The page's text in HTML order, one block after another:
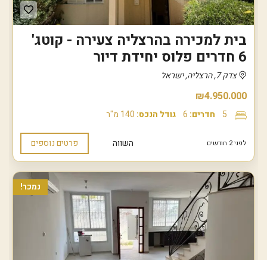
בית למכירה בהרצליה צעירה - קוטג'
6 חדרים פלוס יחידת דיור
צדק 7, הרצליה, ישראל
₪4.950.000
5 חדרים: 6 גודל הנכס: 140 מ"ר
לפני 2 חודשים השווה פרטים נוספים
נמכר!